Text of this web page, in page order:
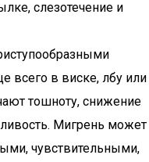
слезотечение и
всего в виске, лбу или
тошноту, снижение
Мигрень может
чувствительными,